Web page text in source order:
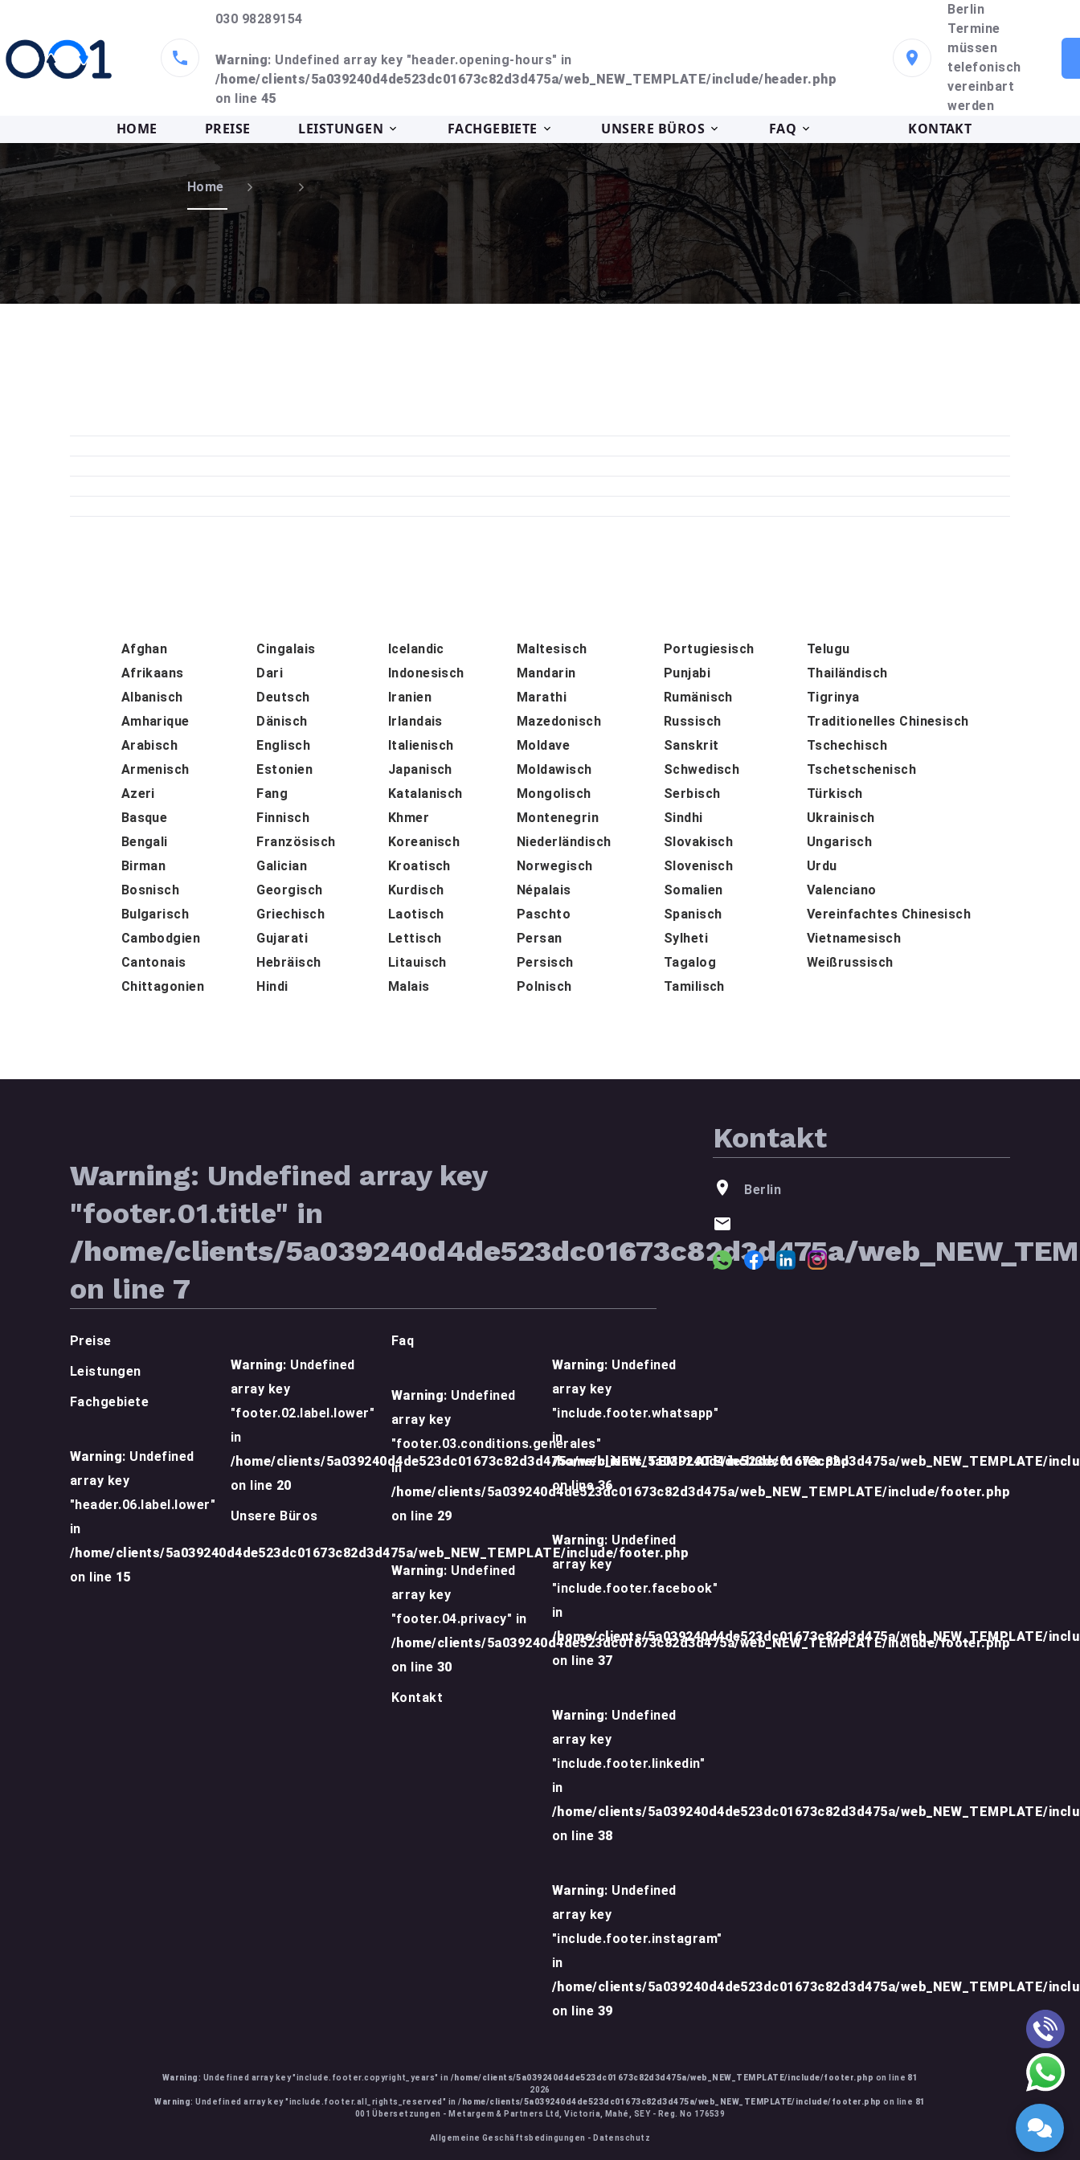
030 98289154
Warning: Undefined array key "header.opening-hours" in
/home/clients/5a039240d4de523dc01673c82d3d475a/web_NEW_TEMPLATE/include/header.php
on line 45
Berlin
Termine
müssen
telefonisch
vereinbart
werden
HOME PREISE LEISTUNGEN FACHGEBIETE UNSERE BÜROS FAQ KONTAKT
Home
Afghan
Afrikaans
Albanisch
Amharique
Arabisch
Armenisch
Azeri
Basque
Bengali
Birman
Bosnisch
Bulgarisch
Cambodgien
Cantonais
Chittagonien
Cingalais
Dari
Deutsch
Dänisch
Englisch
Estonien
Fang
Finnisch
Französisch
Galician
Georgisch
Griechisch
Gujarati
Hebräisch
Hindi
Icelandic
Indonesisch
Iranien
Irlandais
Italienisch
Japanisch
Katalanisch
Khmer
Koreanisch
Kroatisch
Kurdisch
Laotisch
Lettisch
Litauisch
Malais
Maltesisch
Mandarin
Marathi
Mazedonisch
Moldave
Moldawisch
Mongolisch
Montenegrin
Niederländisch
Norwegisch
Népalais
Paschto
Persan
Persisch
Polnisch
Portugiesisch
Punjabi
Rumänisch
Russisch
Sanskrit
Schwedisch
Serbisch
Sindhi
Slovakisch
Slovenisch
Somalien
Spanisch
Sylheti
Tagalog
Tamilisch
Telugu
Thailändisch
Tigrinya
Traditionelles Chinesisch
Tschechisch
Tschetschenisch
Türkisch
Ukrainisch
Ungarisch
Urdu
Valenciano
Vereinfachtes Chinesisch
Vietnamesisch
Weißrussisch
Warning: Undefined array key
"footer.01.title" in
/home/clients/5a039240d4de523dc01673c82d3d475a/
on line 7
Preise
Leistungen
Fachgebiete
Warning: Undefined
array key
"header.06.label.lower"
in
/home/clients/5a039240d4de523dc01673c82d3d475a/web_NEW_TEMPLATE/include/footer.php
on line 15
Warning: Undefined
array key
"footer.02.label.lower"
in
/home/clients/5a039240d4de523dc01673c82d3d475a/web_NEW_TEMPLATE/include/footer.php
on line 20
Unsere Büros
Faq
Warning: Undefined
array key
"footer.03.conditions.generales"
in
/home/clients/5a039240d4de523dc01673c82d3d475a/web_NEW_TEMPLATE/include/footer.php
on line 29
Warning: Undefined
array key
"footer.04.privacy" in
/home/clients/5a039240d4de523dc01673c82d3d475a/web_NEW_TEMPLATE/include/footer.php
on line 30
Kontakt
Warning: Undefined
array key
"include.footer.whatsapp"
in
/home/clients/5a039240d4de523dc01673c82d3d475a/web_NEW_TEMPLATE/
on line36
Warning: Undefined
array key
"include.footer.facebook"
in
/home/clients/5a039240d4de523dc01673c82d3d475a/web_NEW_TEMPLATE/
on line 37
Warning: Undefined
array key
"include.footer.linkedin"
in
/home/clients/5a039240d4de523dc01673c82d3d475a/web_NEW_TEMPLATE/
on line 38
Warning: Undefined
array key
"include.footer.instagram"
in
/home/clients/5a039240d4de523dc01673c82d3d475a/web_NEW_TEMPLATE/
on line 39
Kontakt
Berlin
Warning: Undefined array key "include.footer.copyright_years" in /home/clients/5a039240d4de523dc01673c82d3d475a/web_NEW_TEMPLATE/include/footer.php on line 81
2026
Warning: Undefined array key "include.footer.all_rights_reserved" in/home/clients/5a039240d4de523dc01673c82d3d475a/web_NEW_TEMPLATE/include/footer.php on line 81
001 Übersetzungen - Metargem & Partners Ltd, Victoria, Mahé, SEY - Reg. No 176539
Allgemeine Geschäftsbedingungen - Datenschutz